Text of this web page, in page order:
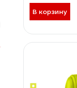
В корзину